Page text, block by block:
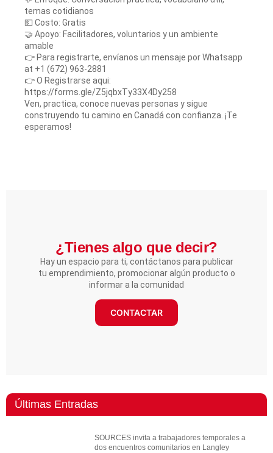
temas cotidianos
💵 Costo: Gratis
🤝 Apoyo: Facilitadores, voluntarios y un ambiente
amable
👉 Para registrarte, envíanos un mensaje por Whatsapp
at +1 (672) 963-2881
👉 O Registrarse aqui:
https://forms.gle/Z5jqbxTy33X4Dy258
Ven, practica, conoce nuevas personas y sigue
construyendo tu camino en Canadá con confianza. ¡Te
esperamos!
¿Tienes algo que decir?​
Hay un espacio para ti, contáctanos para publicar
tu emprendimiento, promocionar algún producto o
informar a la comunidad
CONTACTAR
Últimas Entradas
SOURCES invita a trabajadores temporales a
dos encuentros comunitarios en Langley